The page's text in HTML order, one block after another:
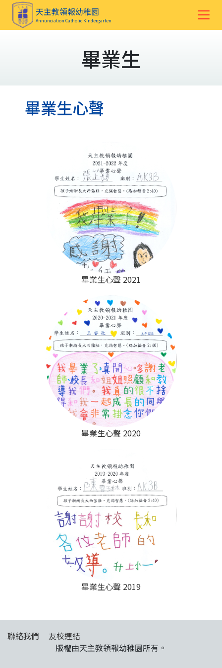
天主教領報幼稚園
Annunciation Catholic Kindergarten
畢業生
畢業生心聲
畢業生心聲 2021
畢業生心聲 2020
畢業生心聲 2019
聯絡我們
友校連結
版權由天主教領報幼稚園所有。